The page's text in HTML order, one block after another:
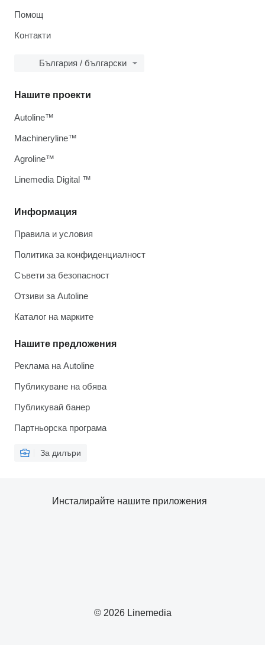
Помощ
Контакти
България / български
Информация
Правила и условия
Политика за конфиденциалност
Съвети за безопасност
Отзиви за Autoline
Каталог на марките
Нашите предложения
Реклама на Autoline
Публикуване на обява
Публикувай банер
Партньорска програма
За дилъри
Нашите проекти
Autoline™
Machineryline™
Agroline™
Linemedia Digital ™
© 2026 Linemedia
Инсталирайте нашите приложения